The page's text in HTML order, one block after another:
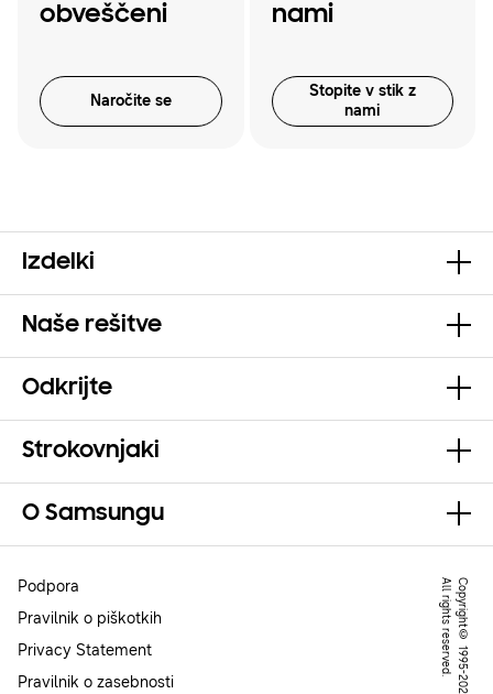
obveščeni
Naročite se
nami
Stopite v stik z
nami
Izdelki
Naše rešitve
Odkrijte
Strokovnjaki
O Samsungu
.
Podpora
Pravilnik o piškotkih
Privacy Statement
Pravilnik o zasebnosti